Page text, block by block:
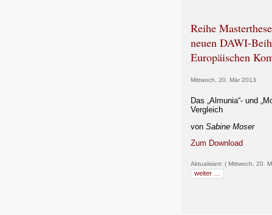
Reihe
neuen DAWI-
Europäischen
Mittwoch, 20. Mär 2013
Das „Almunia“- und
Vergleich
von Sabine Moser
Zum Download
Aktualisiert: ( Mittwoch, 20.
weiter …